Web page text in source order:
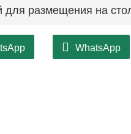
для размещения на
не помешает
WhatsApp